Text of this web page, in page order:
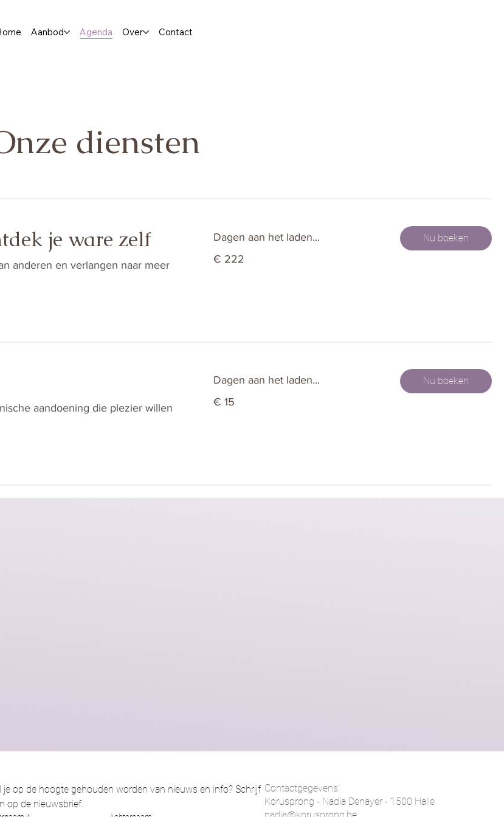
Aanbod Agenda Over Contact
diensten
je ware zelf
anderen en verlangen naar meer
Dagen aan het laden...
euro
€ 222
Nu boeken
aandoening die plezier willen
Dagen aan het laden...
euro
€ 15
Nu boeken
Contactgegevens:
Korusprong - Nadia Denayer - 1500 Halle
je op de hoogte gehouden worden van nieuws en info? Schrijf
op de nieuwsbrief.